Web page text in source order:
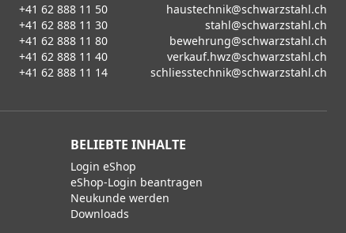
+41 62 888 11 50
haustechnik@schwarzstahl.ch
+41 62 888 11 30
stahl@schwarzstahl.ch
+41 62 888 11 80
bewehrung@schwarzstahl.ch
+41 62 888 11 40
verkauf.hwz@schwarzstahl.ch
+41 62 888 11 14 schliesstechnik@schwarzstahl.ch
BELIEBTE INHALTE
Login eShop
eShop-Login beantragen
Neukunde werden
Downloads